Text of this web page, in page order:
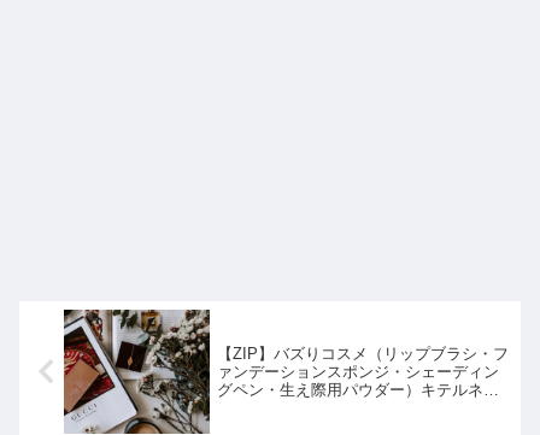
【ZIP】バズりコスメ（リップブラシ・フ
ァンデーションスポンジ・シェーディン
グペン・生え際用パウダー）キテルネ｜9